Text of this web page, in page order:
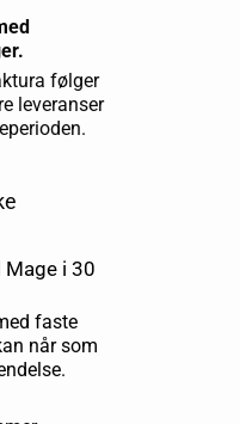
følger
leveranser
Mage i 30
faste
når som